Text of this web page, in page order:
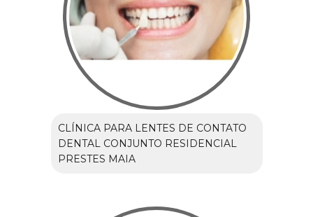
CLÍNICA PARA LENTES DE CONTATO
DENTAL CONJUNTO RESIDENCIAL
PRESTES MAIA